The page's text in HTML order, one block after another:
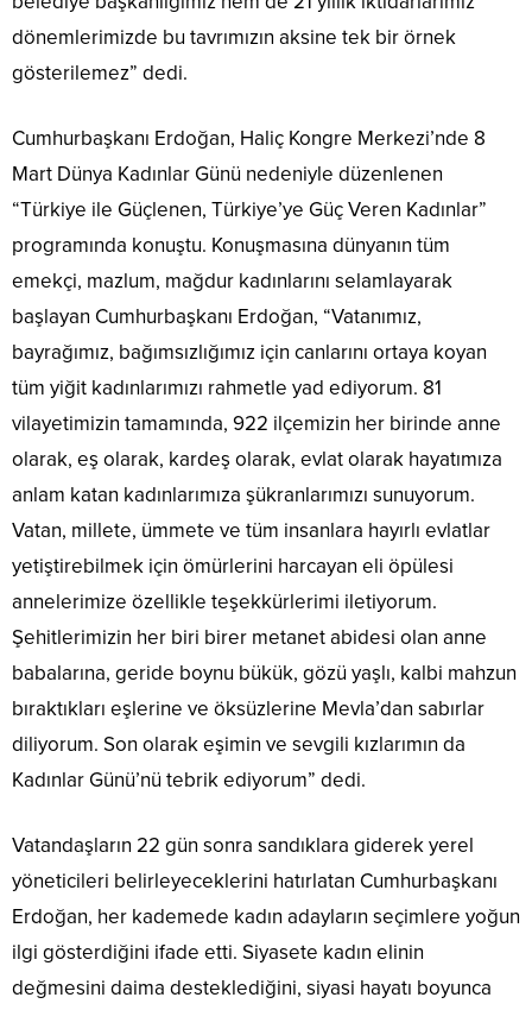
dönemlerimizde bu tavrımızın aksine tek bir örnek
gösterilemez” dedi.
Cumhurbaşkanı Erdoğan, Haliç Kongre Merkezi’nde 8
Mart Dünya Kadınlar Günü nedeniyle düzenlenen
“Türkiye ile Güçlenen, Türkiye’ye Güç Veren Kadınlar”
programında konuştu. Konuşmasına dünyanın tüm
emekçi, mazlum, mağdur kadınlarını selamlayarak
başlayan Cumhurbaşkanı Erdoğan, “Vatanımız,
bayrağımız, bağımsızlığımız için canlarını ortaya koyan
tüm yiğit kadınlarımızı rahmetle yad ediyorum. 81
vilayetimizin tamamında, 922 ilçemizin her birinde anne
olarak, eş olarak, kardeş olarak, evlat olarak hayatımıza
anlam katan kadınlarımıza şükranlarımızı sunuyorum.
Vatan, millete, ümmete ve tüm insanlara hayırlı evlatlar
yetiştirebilmek için ömürlerini harcayan eli öpülesi
annelerimize özellikle teşekkürlerimi iletiyorum.
Şehitlerimizin her biri birer metanet abidesi olan anne
babalarına, geride boynu bükük, gözü yaşlı, kalbi mahzun
bıraktıkları eşlerine ve öksüzlerine Mevla’dan sabırlar
diliyorum. Son olarak eşimin ve sevgili kızlarımın da
Kadınlar Günü’nü tebrik ediyorum” dedi.
Vatandaşların 22 gün sonra sandıklara giderek yerel
yöneticileri belirleyeceklerini hatırlatan Cumhurbaşkanı
Erdoğan, her kademede kadın adayların seçimlere yoğun
ilgi gösterdiğini ifade etti. Siyasete kadın elinin
değmesini daima desteklediğini, siyasi hayatı boyunca